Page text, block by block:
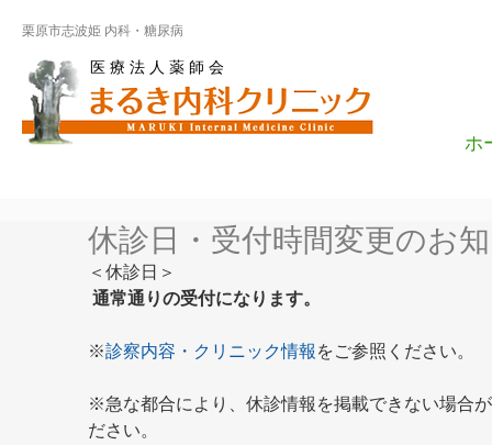
栗原市志波姫 内科・糖尿病
医 療 法 人 薬 師 会
ホ
休診日・受付時間変更のお
＜休診日＞
通常通りの受付になります。
※診察内容・クリニック情報 をご参照ください。
※急な都合により、休診情報を掲載できない場合
ださい。